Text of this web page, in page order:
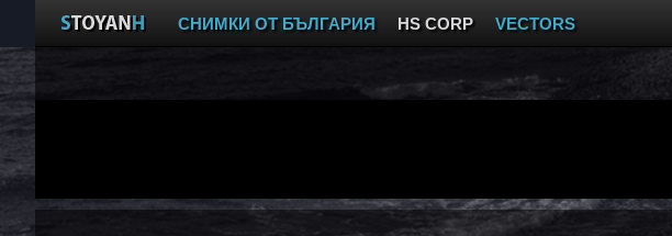
СНИМКИ ОТ БЪЛГАРИЯ HS CORP VECTORS